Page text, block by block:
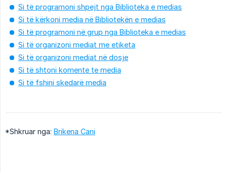
Si të programoni shpejt nga Biblioteka e medias
Si të kërkoni media në Bibliotekën e medias
Si të programoni në grup nga Biblioteka e medias
Si të organizoni mediat me etiketa
Si të organizoni mediat në dosje
Si të shtoni komente te media
Si të fshini skedarë media
*Shkruar nga: Brikena Cani